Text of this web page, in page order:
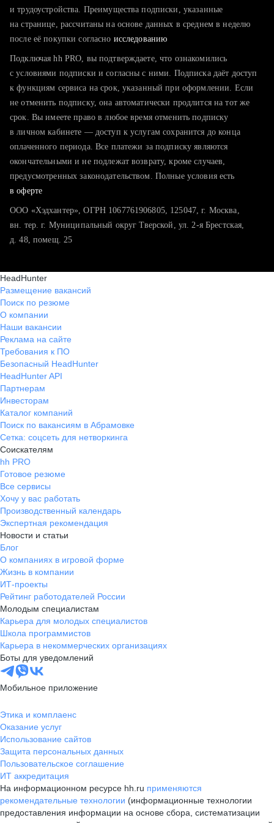
тратите много времени на поиск и вручную поднимаете
хотите сравнить себя с конкурентами и оценить шансы
и трудоустройства. Преимущества подписки, указанные
на странице, рассчитаны на основе данных в среднем в неделю
после её покупки согласно исследованию
Подключая hh PRO, вы подтверждаете, что ознакомились
с условиями подписки и согласны с ними. Подписка даёт доступ
к функциям сервиса на срок, указанный при оформлении. Если
не отменить подписку, она автоматически продлится на тот же
срок. Вы имеете право в любое время отменить подписку
в личном кабинете — доступ к услугам сохранится до конца
оплаченного периода. Все платежи за подписку являются
окончательными и не подлежат возврату, кроме случаев,
предусмотренных законодательством. Полные условия есть
в оферте
ООО «Хэдхантер», ОГРН 1067761906805, 125047, г. Москва,
вн. тер. г. Муниципальный округ Тверской, ул. 2-я Брестская,
д. 48, помещ. 25
HeadHunter
Размещение вакансий
Поиск по резюме
О компании
Наши вакансии
Реклама на сайте
Требования к ПО
Безопасный HeadHunter
HeadHunter API
Партнерам
Инвесторам
Каталог компаний
Поиск по вакансиям в Абрамовке
Сетка: соцсеть для нетворкинга
Соискателям
hh PRO
Готовое резюме
Все сервисы
Хочу у вас работать
Производственный календарь
Экспертная рекомендация
Новости и статьи
Блог
О компаниях в игровой форме
Жизнь в компании
ИТ-проекты
Рейтинг работодателей России
Молодым специалистам
Карьера для молодых специалистов
Школа программистов
Карьера в некоммерческих организациях
Боты для уведомлений
Мобильное приложение
Этика и комплаенс
Оказание услуг
Использование сайтов
Защита персональных данных
Пользовательское соглашение
ИТ аккредитация
На информационном ресурсе hh.ru применяются
рекомендательные технологии (информационные технологии
предоставления информации на основе сбора, систематизации